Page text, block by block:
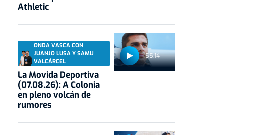
Athletic
55:14
ONDA VASCA CON
JUANJO LUSA Y SAMU
VALCÁRCEL
La Movida Deportiva
(07.08.26): A Colonia
en pleno volcán de
rumores